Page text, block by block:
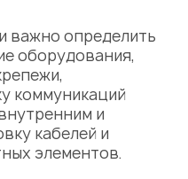
важно определить
оборудования,
коммуникаций
и
кабелей и
элементов.